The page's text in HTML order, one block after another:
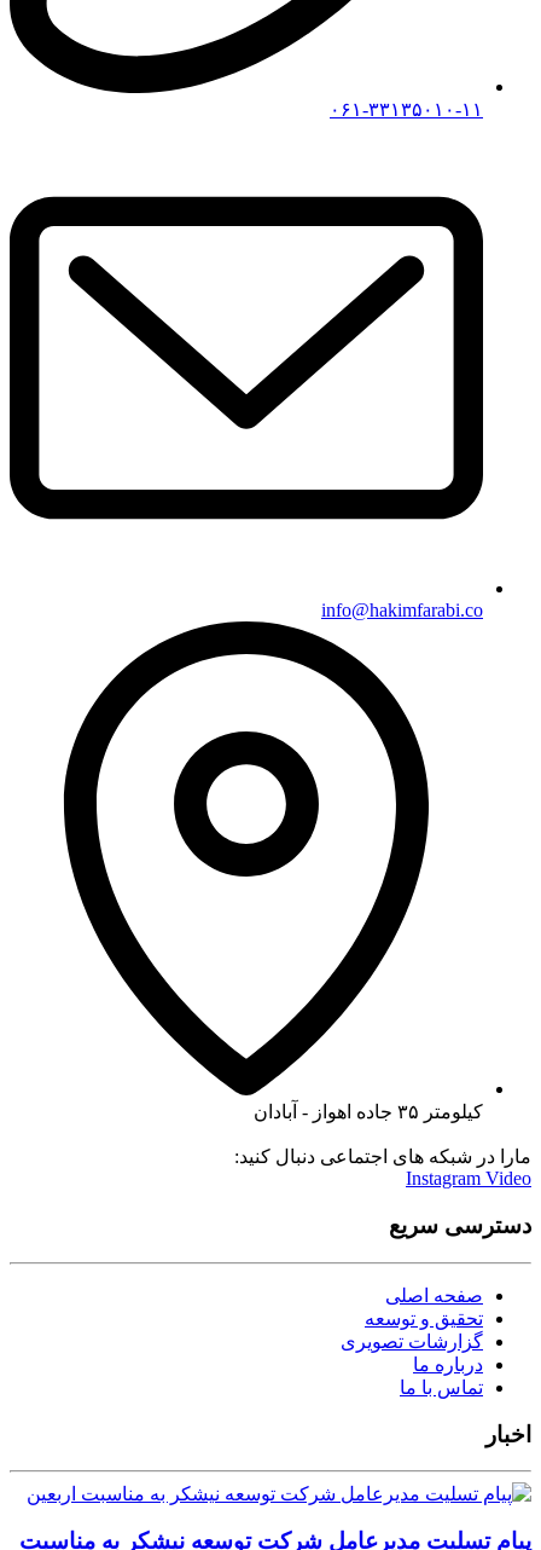
۰۶۱-۳۳۱۳۵۰۱۰-۱۱
info@hakimfarabi.co
کیلومتر ۳۵ جاده اهواز - آبادان
مارا در شبکه های اجتماعی دنبال کنید:
Instagram Video
دسترسی سریع
صفحه اصلی
تحقیق و توسعه
گزارشات تصویری
درباره ما
تماس با ما
اخبار
پیام تسلیت مدیرعامل شرکت توسعه نیشکر به مناسبت